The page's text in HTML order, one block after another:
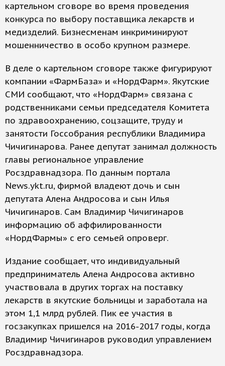
картельном сговоре во время проведения
конкурса по выбору поставщика лекарств и
медизделий. Бизнесменам инкриминируют
мошенничество в особо крупном размере.
В деле о картельном сговоре также фигурируют
компании «ФармБаза» и «НордФарм». Якутские
СМИ сообщают, что «НордФарм» связана с
родственниками семьи председателя Комитета
по здравоохранению, соцзащите, труду и
занятости Госсобрания республики Владимира
Чичигинарова. Ранее депутат занимал должность
главы региональное управление
Росздравнадзора. По данным портала
News.ykt.ru, фирмой владеют дочь и сын
депутата Алена Андросова и сын Илья
Чичигинаров. Сам Владимир Чичигинаров
информацию об аффилированности
«НордФармы» с его семьей опроверг.
Издание сообщает, что индивидуальный
предприниматель Алена Андросова активно
участвовала в других торгах на поставку
лекарств в якутские больницы и заработала на
этом 1,1 млрд рублей. Пик ее участия в
госзакупках пришелся на 2016-2017 годы, когда
Владимир Чичигинаров руководил управлением
Росздравнадзора.